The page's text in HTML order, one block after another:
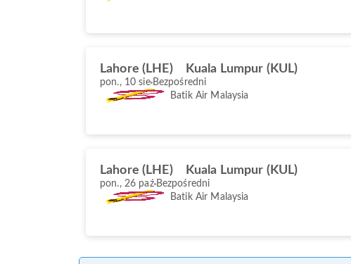
Lahore (LHE) Kuala Lumpur (KUL)
pon., 10 sie Bezpośredni
Batik Air Malaysia
Lahore (LHE) Kuala Lumpur (KUL)
pon., 26 paź Bezpośredni
Batik Air Malaysia